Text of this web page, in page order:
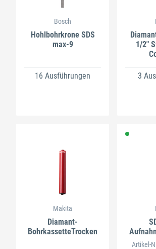
Bosch
Hohlbohrkrone SDS
max-9
16 Ausführungen
1/2"
3
Makita
Diamant-
BohrkassetteTrocken
Artikel-